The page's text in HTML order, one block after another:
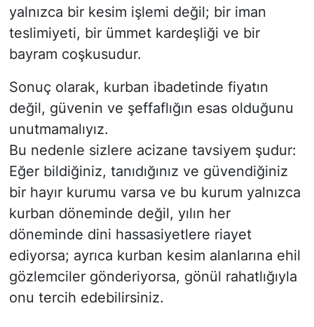
yalnızca bir kesim işlemi değil; bir iman
teslimiyeti, bir ümmet kardeşliği ve bir
bayram coşkusudur.
Sonuç olarak, kurban ibadetinde fiyatın
değil, güvenin ve şeffaflığın esas olduğunu
unutmamalıyız.
Bu nedenle sizlere acizane tavsiyem şudur:
Eğer bildiğiniz, tanıdığınız ve güvendiğiniz
bir hayır kurumu varsa ve bu kurum yalnızca
kurban döneminde değil, yılın her
döneminde dini hassasiyetlere riayet
ediyorsa; ayrıca kurban kesim alanlarına ehil
gözlemciler gönderiyorsa, gönül rahatlığıyla
onu tercih edebilirsiniz.